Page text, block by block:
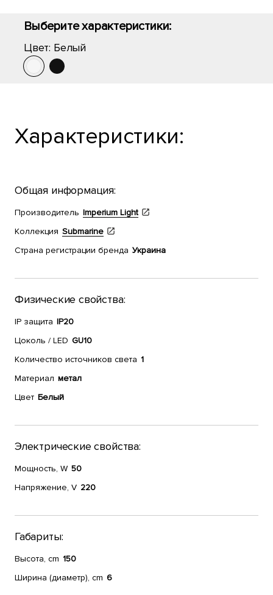
Выберите характеристики:
Цвет: Белый
Характеристики:
Общая информация:
Производитель Imperium Light
Коллекция Submarine
Страна регистрации бренда Украина
Физические свойства:
IP защита IP20
Цоколь / LED GU10
Количество источников света 1
Материал метал
Цвет Белый
Электрические свойства:
Мощность, W 50
Напряжение, V 220
Габариты:
Высота, cm 150
Ширина (диаметр), cm 6